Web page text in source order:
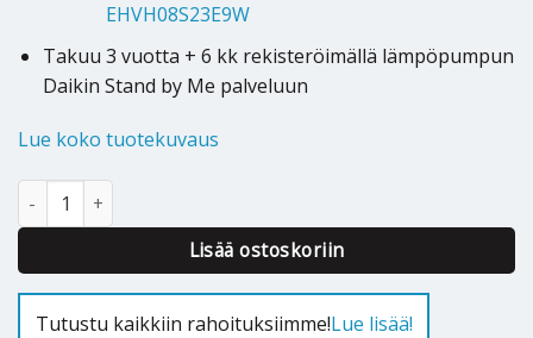
EHVH08S23E9W
Takuu 3 vuotta + 6 kk rekisteröimällä lämpöpumpun
Daikin Stand by Me palveluun
Lue koko tuotekuvaus
Ilmavesilämpöpumppu Daikin Altherma 3R F 6kW 180l määrä
Lisää ostoskoriin
Alternative:
Tutustu kaikkiin rahoituksiimme!Lue lisää!